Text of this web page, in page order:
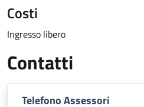
Costi
Ingresso libero
Contatti
Telefono Assessori